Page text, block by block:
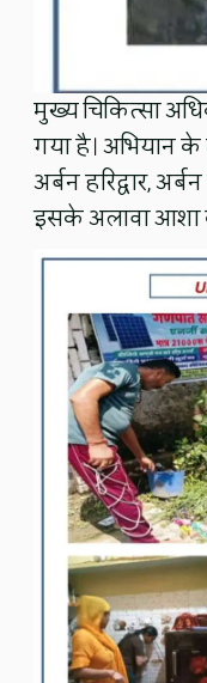
मुख्य चिकित्सा
गया है। अभियान
अर्बन हरिद्वार,
इसके अलावा आशा